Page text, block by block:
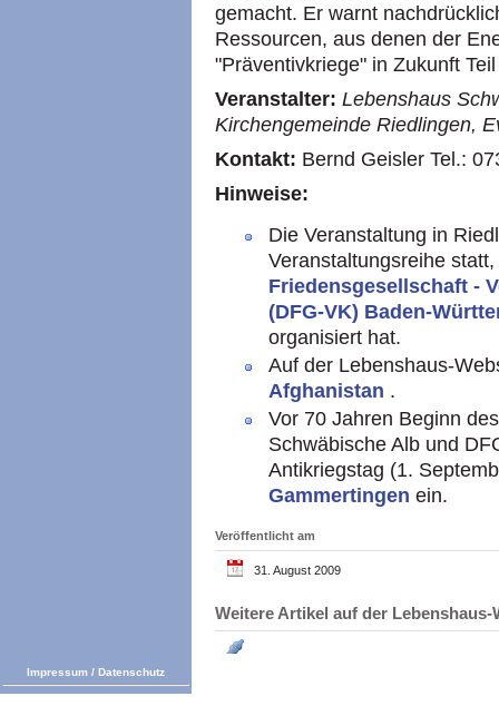
gemacht. Er warnt
Ressourcen, aus denen der
"Präventivkriege" in Zukunft
Veranstalter: Lebenshaus
Kirchengemeinde Riedlingen,
Kontakt: Bernd Geisler Tel.:
Hinweise:
Die Veranstaltung in
Veranstaltungsreihe
Friedensgesellschaft -
(DFG-VK) Baden-
organisiert hat.
Auf der Lebenshaus-
Afghanistan .
Vor 70 Jahren Beginn
Schwäbische Alb und
Antikriegstag (1.
Gammertingen ein.
Veröffentlicht am
31. August 2009
Weitere Artikel auf der
Impressum / Datenschutz